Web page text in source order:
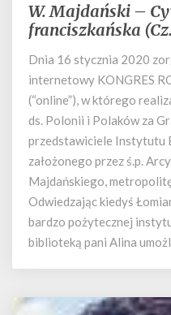
W.
Majdański
Cywilizacja
franciszkańska
(Cz.
1)
W. Majdański –
franciszkańska
Dnia 16 stycznia 2020
internetowy KONGRES
(“online”), w którego
ds. Polonii i Polaków za
przedstawiciele Instytutu
założonego przez ś.p.
Majdańskiego,
Odwiedzając kiedyś
bardzo pożytecznej
biblioteką pani Alina